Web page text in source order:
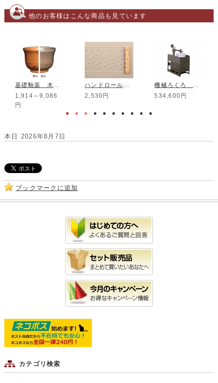
他のお客様はこんな商品も見ています
基礎釉薬 木灰透明釉
1,914～9,086
円
ハンドロール印花 100mm HR-36
2,530円
機械ろくろ O型
534,600円
本日 2026年8月7日
ブックマークに追加
カテゴリ検索